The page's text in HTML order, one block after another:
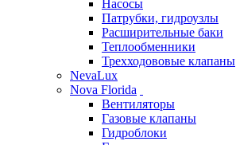
Насосы
Патрубки, гидроузлы
Расширительные баки
Теплообменники
Трехходововые клапаны
NevaLux
Nova Florida
Вентиляторы
Газовые клапаны
Гидроблоки